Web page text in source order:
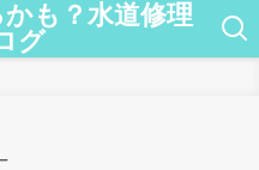
も？水道修理
グ